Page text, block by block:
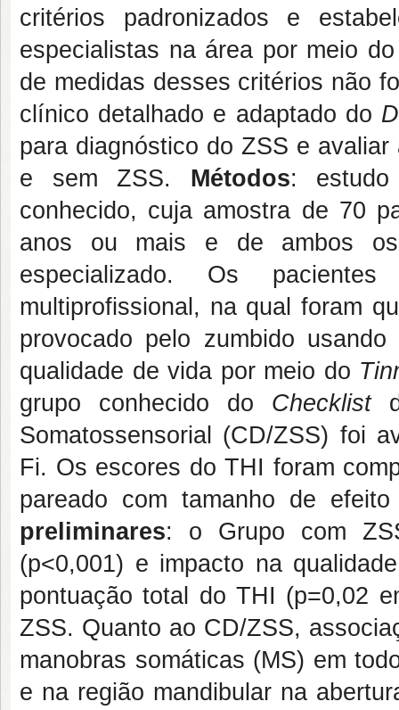
critérios padronizados e
especialistas na área por meio
de medidas desses critérios não
clínico detalhado e adaptado do
para diagnóstico do ZSS e
e sem ZSS. Métodos:
conhecido, cuja amostra de 70
anos ou mais e de ambos
especializado. Os
multiprofissional, na qual foram
provocado pelo zumbido
qualidade de vida por meio do
grupo conhecido do Checklist
Somatossensorial (CD/ZSS) foi
Fi. Os escores do THI foram
pareado com tamanho de
preliminares: o Grupo com
(p<0,001) e impacto na
pontuação total do THI (p=0,02
ZSS. Quanto ao CD/ZSS,
manobras somáticas (MS) em
e na região mandibular na